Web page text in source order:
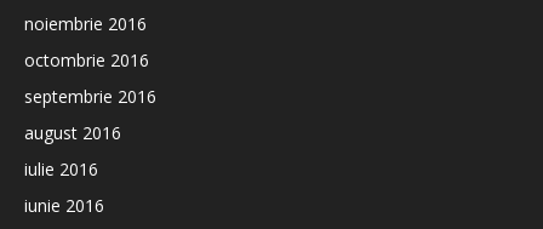
noiembrie 2016
octombrie 2016
septembrie 2016
august 2016
iulie 2016
iunie 2016